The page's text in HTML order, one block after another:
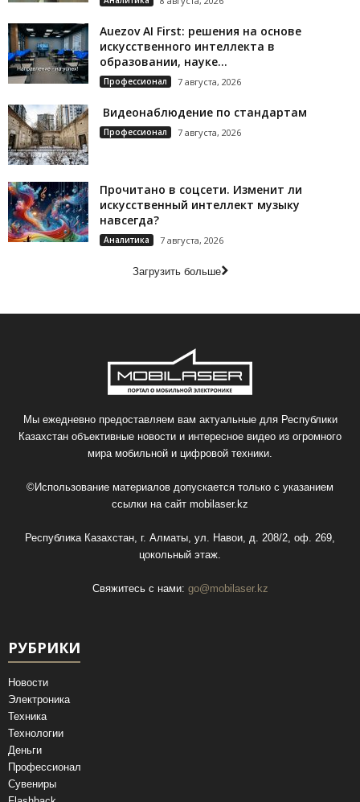
Auezov AI First: решения на основе
искусственного интеллекта в
образовании, науке...
Профессионал 7 августа, 2026
Видеонаблюдение по стандартам
Профессионал 7 августа, 2026
Прочитано в соцсети. Изменит ли
искусственный интеллект музыку
навсегда?
Аналитика 7 августа, 2026
Загрузить больше
Мы ежедневно предоставляем вам актуальные для Республики
Казахстан объективные новости и интересное видео из огромного
мира мобильной и цифровой техники.
©Использование материалов допускается только с указанием
ссылки на сайт mobilaser.kz
Республика Казахстан, г. Алматы, ул. Навои, д. 208/2, оф. 269,
цокольный этаж.
Свяжитесь с нами: go@mobilaser.kz
РУБРИКИ
Новости
Электроника
Техника
Технологии
Деньги
Профессионал
Сувениры